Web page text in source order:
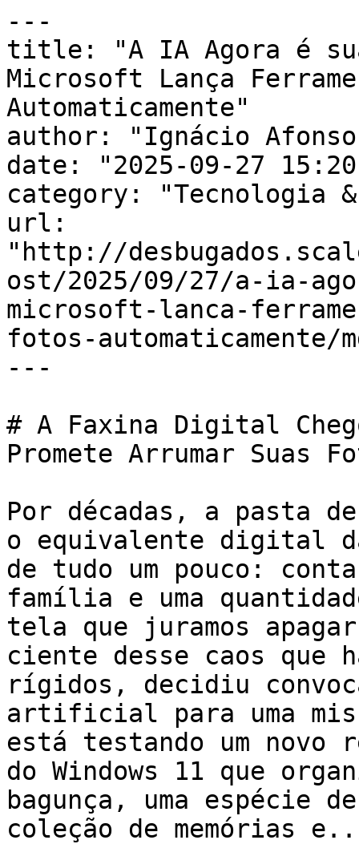
---
title: "A IA Agora é
Microsoft Lança
Automaticamente"
author: "Ignácio
date: "2025-09-27
category: "Tecnologia
url:
"http://
ost/2025/09/27/a-ia-
microsoft-lanca-
fotos-automaticamente/
---
# A Faxina Digital
Promete Arrumar Suas
Por décadas, a pasta
o equivalente digital
de tudo um pouco:
família e uma
tela que juramos
ciente desse caos que
rígidos, decidiu
artificial para uma
está testando um novo
do Windows 11 que
bagunça, uma
coleção de memórias